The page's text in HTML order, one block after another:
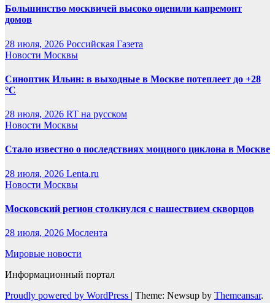
Большинство москвичей высоко оценили капремонт
домов
28 июля, 2026 Российская Газета
Новости Москвы
Синоптик Ильин: в выходные в Москве потеплеет до +28
°C
28 июля, 2026 RT на русском
Новости Москвы
Стало известно о последствиях мощного циклона в Москве
28 июля, 2026 Lenta.ru
Новости Москвы
Московский регион столкнулся с нашествием скворцов
28 июля, 2026 Мослента
Мировые новости
Информационный портал
Proudly powered by WordPress | Theme: Newsup by Themeansar.